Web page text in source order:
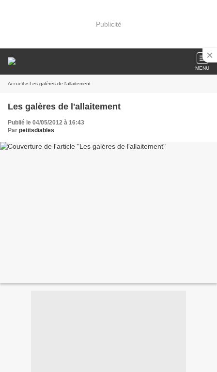
Publicité
MENU
Accueil » Les galères de l'allaitement
Les galères de l'allaitement
Publié le 04/05/2012 à 16:43
Par petitsdiables